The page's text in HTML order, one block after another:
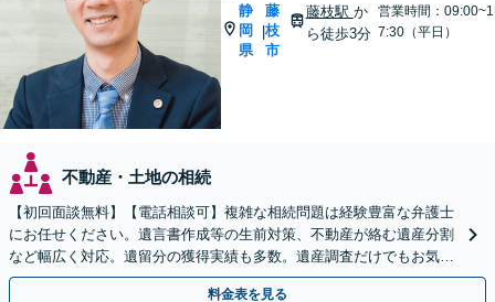
静
岡
県
|
藤
枝
市
藤枝駅 か
ら徒歩3分
営業時間：09:00~1
7:30（平日）
不動産・土地の相続
【初回面談無料】【電話相談可】複雑な相続問題は経験豊富な弁護士
にお任せください。遺言書作成等の生前対策、不動産が絡む遺産分割
など幅広く対応。遺留分の獲得実績も多数。遺産調査だけでもお気軽
に【夜間・休日相談可】【藤枝駅1分】
料金表を見る